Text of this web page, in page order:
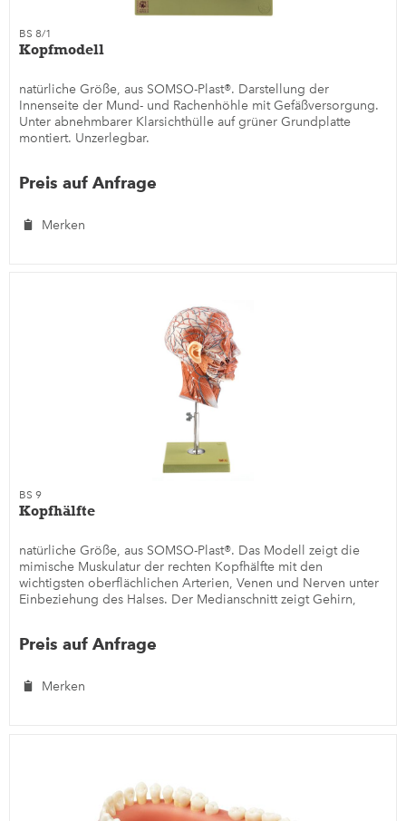
BS 8/1
Kopfmodell
natürliche Größe, aus SOMSO-Plast®. Darstellung der
Innenseite der Mund- und Rachenhöhle mit Gefäßversorgung.
Unter abnehmbarer Klarsichthülle auf grüner Grundplatte
montiert. Unzerlegbar.
Preis auf Anfrage
Merken
BS 9
Kopfhälfte
natürliche Größe, aus SOMSO-Plast®. Das Modell zeigt die
mimische Muskulatur der rechten Kopfhälfte mit den
wichtigsten oberflächlichen Arterien, Venen und Nerven unter
Einbeziehung des Halses. Der Medianschnitt zeigt Gehirn,
Preis auf Anfrage
Merken